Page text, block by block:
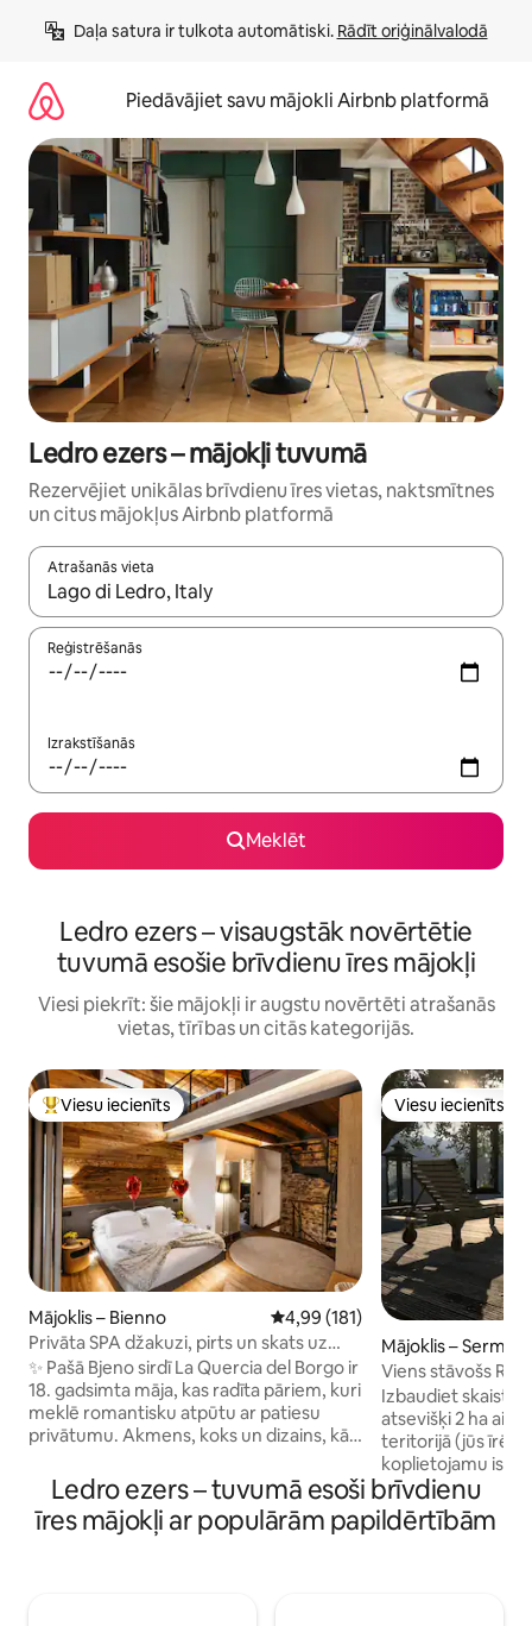
saturu
Daļa satura ir tulkota automātiski. Rādīt oriģinālvalodā
Piedāvājiet savu mājokli Airbnb platformā
Ledro ezers – mājokļi tuvumā
Rezervējiet unikālas brīvdienu īres vietas, naktsmītnes
un citus mājokļus Airbnb platformā
Atrašanās vieta
Kad rezultāti kļūs pieejami, izmantojiet bultiņu uz augšu un
Reģistrēšanās
Izrakstīšanās
Meklēt
Ledro ezers – visaugstāk novērtētie
tuvumā esošie brīvdienu īres mājokļi
Viesi piekrīt: šie mājokļi ir augstu novērtēti atrašanās
vietas, tīrības un citās kategorijās.
Populārs viesu iecienīts mājoklis
Viesu iecienīts
Mājoklis – Bienno Vidējais vērtējums: 4,99 no 5,
4,99 (181)
Privāta SPA džakuzi, pirts un skats uz
Alpiem Luxury Home
✨ Pašā Bjeno sirdī La Quercia del Borgo ir
18. gadsimta māja, kas radīta pāriem, kuri
meklē romantisku atpūtu ar patiesu
privātumu. Akmens, koks un dizains, kā
somu pirti un skatu uz Alpiem.
🛏️ Luksusa numurs ar divguļamo gultu
(King) un atsevišķu vannasistabu 75 collu
Viesu iecienīts
Viesu iecienīts
Mājoklis –
Viens stāvošs
personām
Izbaudiet skaisto
atsevišķi 2 ha
teritorijā (jūs īrējat
koplietojamu
50 kvadrātmetru
paredzēts tikai
4 guļamistabas, 3
Ledro ezers – tuvumā esoši brīvdienu
īres mājokļi ar populārām papildērtībām